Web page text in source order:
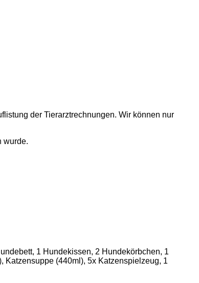
der Tierarztrechnungen. Wir können nur
wurde.
1 Hundekissen, 2 Hundekörbchen, 1
Katzensuppe (440ml), 5x Katzenspielzeug, 1